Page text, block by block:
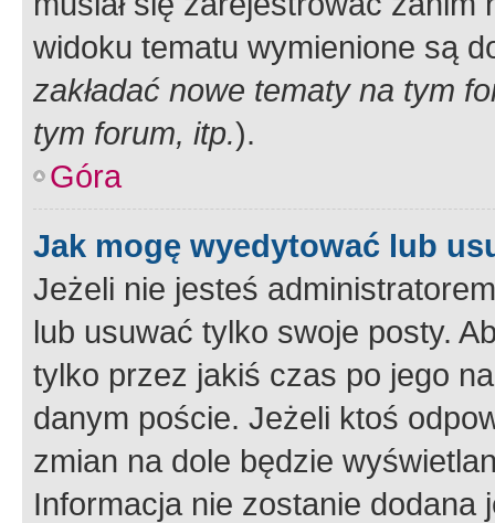
widoku tematu wymienione są
zakładać nowe tematy na tym
tym forum, itp.).
Góra
Jak mogę wyedytować lub
Jeżeli nie jesteś
lub usuwać tylko swoje posty.
tylko przez jakiś czas po jego
danym poście. Jeżeli ktoś
zmian na dole będzie
Informacja nie zostanie dodana